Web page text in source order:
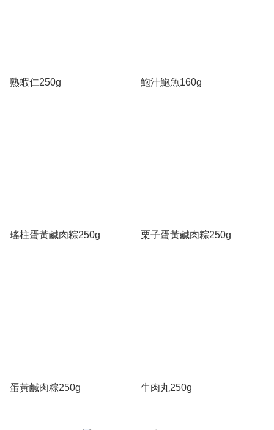
熟蝦仁250g 鮑汁鮑魚160g
瑤柱蛋黃鹹肉粽250g 栗子蛋黃鹹肉粽250g
蛋黃鹹肉粽250g 牛肉丸250g